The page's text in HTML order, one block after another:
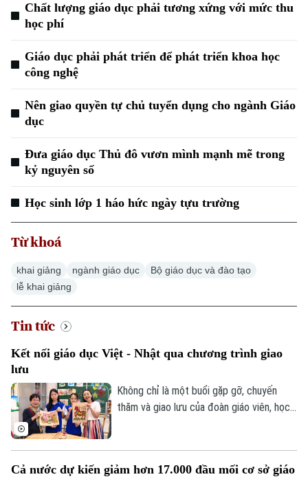
Xu hướng
Chất lượng giáo dục phải tương xứng với mức thu
học phí
Giáo dục phải phát triển để phát triển khoa học
công nghệ
Nên giao quyền tự chủ tuyển dụng cho ngành Giáo
dục
Đưa giáo dục Thủ đô vươn mình mạnh mẽ trong
kỷ nguyên số
Học sinh lớp 1 háo hức ngày tựu trường
Từ khoá
khai giảng ngành giáo dục
Bộ giáo dục và đào tạo
lễ khai giảng
Tin tức
Kết nối giáo dục Việt - Nhật qua chương trình giao
lưu
Không chỉ là một buổi gặp gỡ, chuyến
thăm và giao lưu của đoàn giáo viên, học
dục và cùng vun đắp tình hữu nghị từ
Cả nước dự kiến giảm hơn 17.000 đầu mối cơ sở giáo